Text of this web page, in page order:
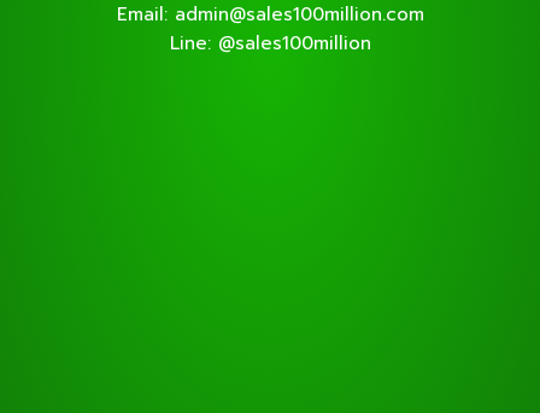
Email: admin@sales100million.com
Line: @sales100million